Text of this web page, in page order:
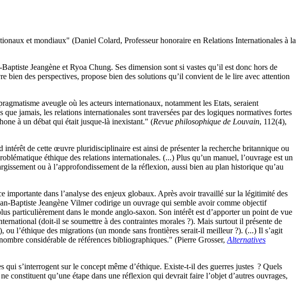
et mondiaux" (Daniel Colard, Professeur honoraire en Relations Internationales à la
Jeangène et Ryoa Chung. Ses dimension sont si vastes qu’il est donc hors de
bien des perspectives, propose bien des solutions qu’il convient de le lire avec attention
aveugle où les acteurs internationaux, notamment les Etats, seraient
jamais, les relations internationales sont traversées par des logiques normatives fortes
à un débat qui était jusque-là inexistant." (Revue philosophique de Louvain, 112(4),
de cette œuvre pluridisciplinaire est ainsi de présenter la recherche britannique ou
éthique des relations internationales. (...) Plus qu’un manuel, l’ouvrage est un
ou à l’approfondissement de la réflexion, aussi bien au plan historique qu’au
importante dans l’analyse des enjeux globaux. Après avoir travaillé sur la légitimité des
Baptiste Jeangène Vilmer codirige un ouvrage qui semble avoir comme objectif
particulièrement dans le monde anglo-saxon. Son intérêt est d’apporter un point de vue
(doit-il se soumettre à des contraintes morales ?). Mais surtout il présente de
l’éthique des migrations (un monde sans frontières serait-il meilleur ?). (...) Il s’agit
considérable de références bibliographiques." (Pierre Grosser, Alternatives
s’interrogent sur le concept même d’éthique. Existe-t-il des guerres justes ? Quels
constituent qu’une étape dans une réflexion qui devrait faire l’objet d’autres ouvrages,